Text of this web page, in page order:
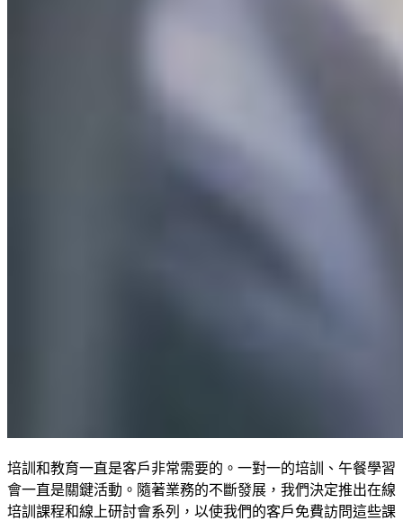
培訓和教育一直是客戶非常需要的。一對一的培訓、午餐學習
會一直是關鍵活動。隨著業務的不斷發展，我們決定推出在線
培訓課程和線上研討會系列，以使我們的客戶免費訪問這些課